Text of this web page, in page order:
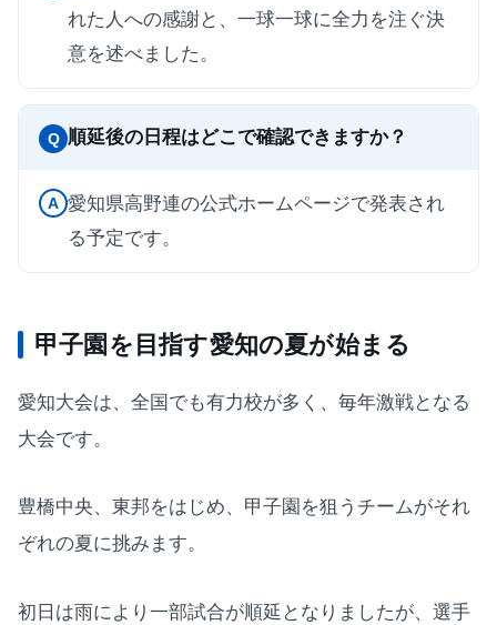
れた人への感謝と、一球一球に全力を注ぐ決
意を述べました。
Q 順延後の日程はどこで確認できますか？
A 愛知県高野連の公式ホームページで発表され
る予定です。
甲子園を目指す愛知の夏が始まる
愛知大会は、全国でも有力校が多く、毎年激戦となる
大会です。
豊橋中央、東邦をはじめ、甲子園を狙うチームがそれ
ぞれの夏に挑みます。
初日は雨により一部試合が順延となりましたが、選手